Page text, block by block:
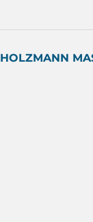
HOLZMANN